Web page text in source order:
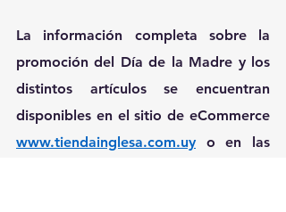
La información completa sobre la
promoción del Día de la Madre y los
distintos artículos se encuentran
www.tiendainglesa.com.uy
o en las